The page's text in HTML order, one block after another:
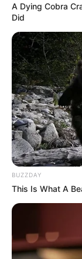
14:58 / 06
Məleykə
79
A Dying Cobra
Did
BUZZDAY
This Is What A